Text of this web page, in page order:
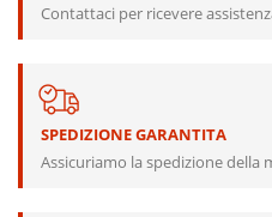
Contattaci per ricevere
SPEDIZIONE GARANTITA
Assicuriamo la spedizione della